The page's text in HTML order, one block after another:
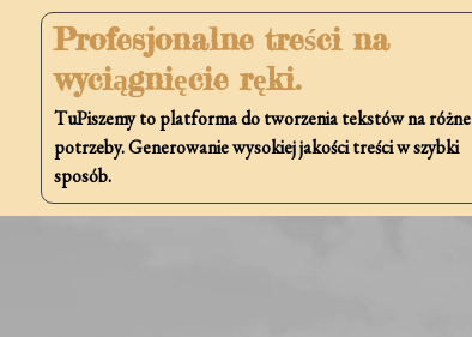
content
Profesjonalne treści na
wyciągnięcie ręki.
TuPiszemy to platforma do tworzenia tekstów na różne
potrzeby. Generowanie wysokiej jakości treści w szybki
sposób.